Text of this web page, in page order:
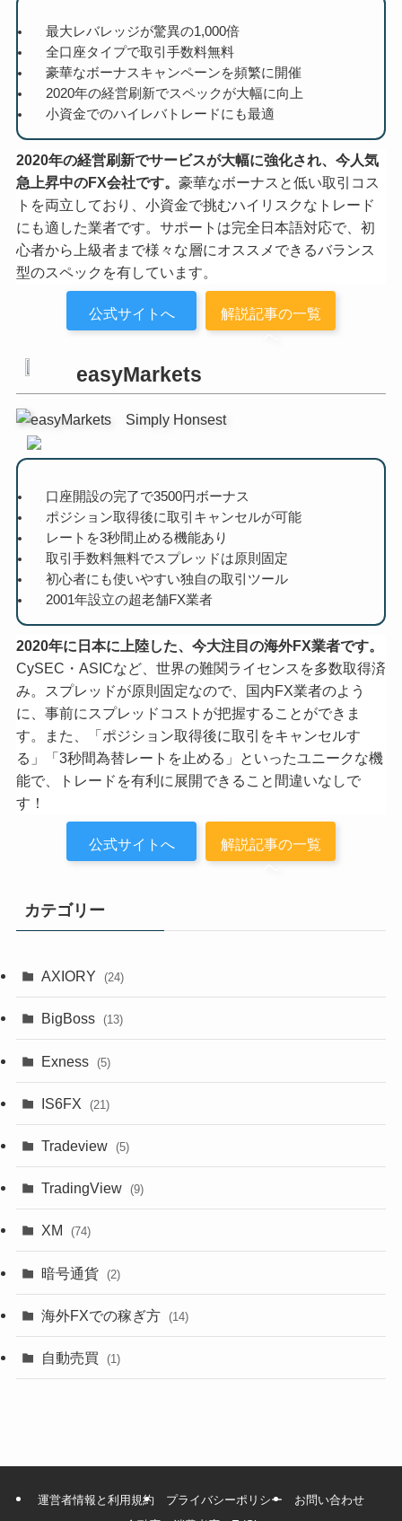
最大レバレッジが驚異の1,000倍
全口座タイプで取引手数料無料
豪華なボーナスキャンペーンを頻繁に開催
2020年の経営刷新でスペックが大幅に向上
小資金でのハイレバトレードにも最適
2020年の経営刷新でサービスが大幅に強化され、今人気
急上昇中のFX会社です。 豪華なボーナスと低い取引コス
トを両立しており、小資金で挑むハイリスクなトレード
にも適した業者です。サポートは完全日本語対応で、初
心者から上級者まで様々な層にオススメできるバランス
型のスペックを有しています。
公式サイトへ
解説記事の一覧
へ
easyMarkets
口座開設の完了で3500円ボーナス
ポジション取得後に取引キャンセルが可能
レートを3秒間止める機能あり
取引手数料無料でスプレッドは原則固定
初心者にも使いやすい独自の取引ツール
2001年設立の超老舗FX業者
2020年に日本に上陸した、今大注目の海外FX業者です。
CySEC・ASICなど、世界の難関ライセンスを多数取得済
み。スプレッドが原則固定なので、国内FX業者のよう
に、事前にスプレッドコストが把握することができま
す。また、「ポジション取得後に取引をキャンセルす
る」「3秒間為替レートを止める」といったユニークな機
能で、トレードを有利に展開できること間違いなしで
す！
公式サイトへ
解説記事の一覧
へ
カテゴリー
AXIORY (24)
BigBoss (13)
Exness (5)
IS6FX (21)
Tradeview (5)
TradingView (9)
XM (74)
暗号通貨 (2)
海外FXでの稼ぎ方 (14)
自動売買 (1)
運営者情報と利用規約 プライバシーポリシー
お問い合わせ